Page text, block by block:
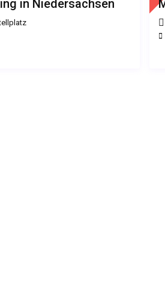
in Niedersachsen